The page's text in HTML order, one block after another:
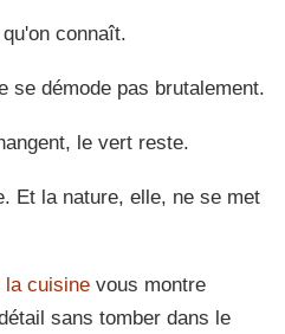
connaît.
se démode pas brutalement.
le vert reste.
Et la nature, elle, ne se met
la cuisine vous montre
sans tomber dans le